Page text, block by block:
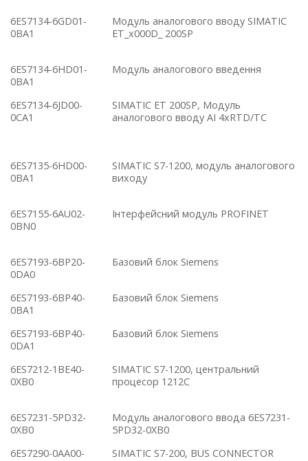
6ES7134-6GD01-
0BA1
Модуль аналогового вводу SIMATIC
ET_x000D_ 200SP
6ES7134-6HD01-
0BA1
Модуль аналогового введення
6ES7134-6JD00-
0CA1
SIMATIC ET 200SP, Модуль
аналогового вводу AI 4xRTD/TC
6ES7135-6HD00-
0BA1
SIMATIC S7-1200, модуль аналогового
виходу
6ES7155-6AU02-
0BN0
Інтерфейсний модуль PROFINET
6ES7193-6BP20-
0DA0
Базовий блок Siemens
6ES7193-6BP40-
0BA1
Базовий блок Siemens
6ES7193-6BP40-
0DA1
Базовий блок Siemens
6ES7212-1BE40-
0XB0
SIMATIC S7-1200, центральний
процесор 1212C
6ES7231-5PD32-
0XB0
Модуль аналогового ввода 6ES7231-
5PD32-0XB0
6ES7290-0AA00-
SIMATIC S7-200, BUS CONNECTOR